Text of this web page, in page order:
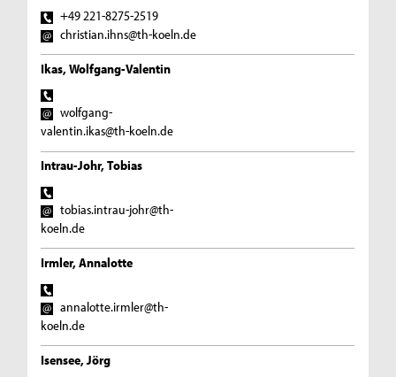
+49 221-8275-2519
christian.ihns@th-koeln.de
Ikas, Wolfgang-Valentin
wolfgang-
valentin.ikas@th-koeln.de
Intrau-Johr, Tobias
tobias.intrau-johr@th-
koeln.de
Irmler, Annalotte
annalotte.irmler@th-
koeln.de
Isensee, Jörg